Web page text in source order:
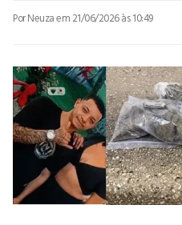
Por Neuzaem 21/06/2026 às 10:49